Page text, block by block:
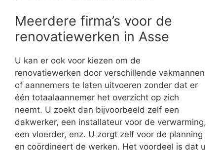
Meerdere firma’s voor de
renovatiewerken in Asse
U kan er ook voor kiezen om de
renovatiewerken door verschillende vakmannen
of aannemers te laten uitvoeren zonder dat er
één totaalaannemer het overzicht op zich
neemt. U zoekt dan bijvoorbeeld zelf een
dakwerker, een installateur voor de verwarming,
een vloerder, enz. U zorgt zelf voor de planning
en coördineert de werken. Het voordeel is dat u